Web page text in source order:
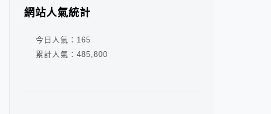
網站人氣統計
今日人氣： 165
累計人氣： 485,800